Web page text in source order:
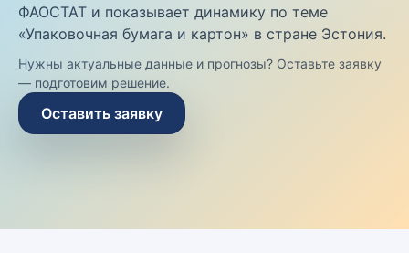
ФАОСТАТ и показывает динамику по теме
«Упаковочная бумага и картон» в стране Эстония.
Нужны актуальные данные и прогнозы? Оставьте заявку
— подготовим решение.
Оставить заявку